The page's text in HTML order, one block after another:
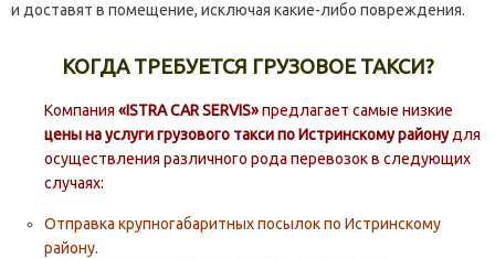
и доставят в помещение, исключая какие-либо повреждения.
КОГДА ТРЕБУЕТСЯ ГРУЗОВОЕ ТАКСИ?
Компания «ISTRA CAR SERVIS»предлагает самые низкие
цены на услуги грузового такси по Истринскому районудля
осуществления различного рода перевозок в следующих
случаях:
Отправка крупногабаритных посылок по Истринскому
району.